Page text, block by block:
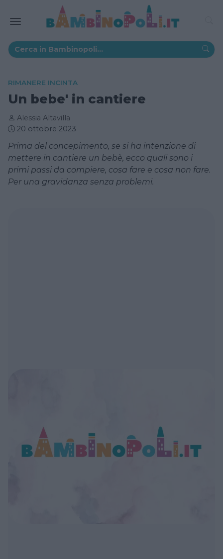
RIMANERE INCINTA
Un bebe' in cantiere
Alessia Altavilla
20 ottobre 2023
Prima del concepimento, se si ha intenzione di
mettere in cantiere un bebè, ecco quali sono i
primi passi da compiere, cosa fare e cosa non fare.
Per una gravidanza senza problemi.